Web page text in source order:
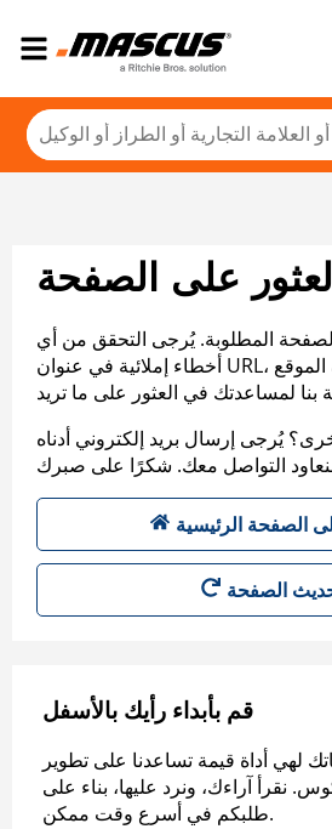
على الصفحة
المطلوبة. يُرجى التحقق من أي
أخطاء إملائية في عنوان URL، أو عرض خريطة الموقع
يُرجى إرسال بريد إلكتروني أدناه
الصفحة الرئيسية
قم بأبداء رأيك بالأسفل
لهي أداة قيمة تساعدنا على تطوير
نقرأ آراءك، ونرد عليها، بناء على
طلبكم في أسرع وقت ممكن.